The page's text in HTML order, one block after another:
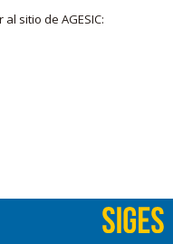
sitio de AGESIC: